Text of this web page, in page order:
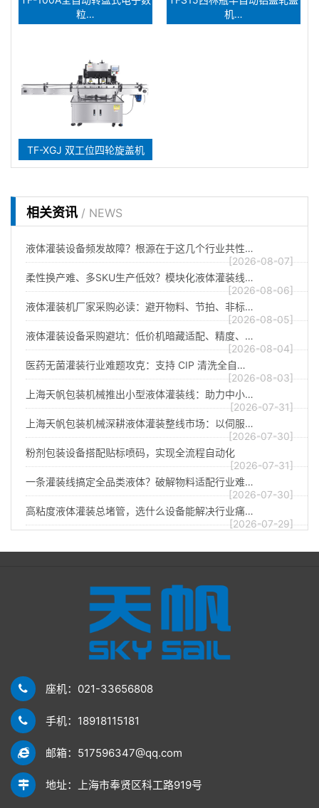
粒…
机…
TF-XGJ 双工位四轮旋盖机
相关资讯 / NEWS
液体灌装设备频发故障？根源在于这几个行业共性…
[2026-08-07]
柔性换产难、多SKU生产低效？模块化液体灌装线…
[2026-08-06]
液体灌装机厂家采购必读：避开物料、节拍、非标…
[2026-08-05]
液体灌装设备采购避坑：低价机暗藏适配、精度、…
[2026-08-04]
医药无菌灌装行业难题攻克：支持 CIP 清洗全自…
[2026-08-03]
上海天帆包装机械推出小型液体灌装线：助力中小…
[2026-07-31]
上海天帆包装机械深耕液体灌装整线市场：以伺服…
[2026-07-30]
粉剂包装设备搭配贴标喷码，实现全流程自动化
[2026-07-31]
一条灌装线搞定全品类液体？破解物料适配行业难…
[2026-07-30]
高粘度液体灌装总堵管，选什么设备能解决行业痛…
[2026-07-29]
座机：021-33656808
手机：18918115181
邮箱：517596347@qq.com
地址：上海市奉贤区科工路919号